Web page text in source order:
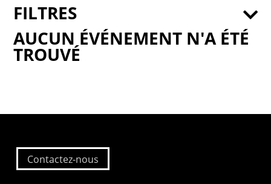
AUCUN ÉVÉNEMENT N'A ÉTÉ
TROUVÉ
FILTRES
Contactez-nous